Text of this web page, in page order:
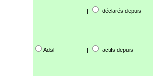
| déclarés depuis
Adsl | actifs depuis